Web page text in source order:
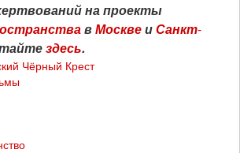
на проекты
вМосквеиСанкт-
здесь.
Чёрный Крест